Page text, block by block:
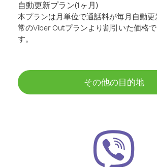
自動更新プラン(1ヶ月)
本プランは月単位で通話料が毎月自動更
常のViber Outプランより割引いた価格
す。
その他の目的地